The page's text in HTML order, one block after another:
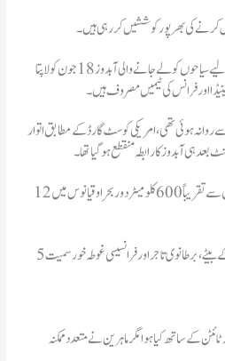
کرنےکی بھرپور کوششیں کر رہی ہیں۔
خیال رہے کہ ٹائی ٹینک کاملبہ دکھانے کے لیے سیاحوں کو لےجانے والی آبدوز 18 جون کو لاپتا
اور فرانس کی ٹیمیں مصروف ہیں۔
روانہ ہوئی تھی، امریکی کوسٹ گارڈ کے مطابق اتوار
ٹائی ٹینک جہاز کا ملبہ نیو فاؤنڈلینڈ کے ساحل سے تقریباً 600 کلومیٹر دور بحر اوقیانوس میں 12
ٹائٹن میں پاکستانی تاجر شہزادہ داؤد اور ان کے بیٹے، برطانوی تاجر اور فرانسیسی غوطہ خور سمیت 5
کے ساتھ کیا ہوا مگر ماہرین نے متعدد ممکنہ